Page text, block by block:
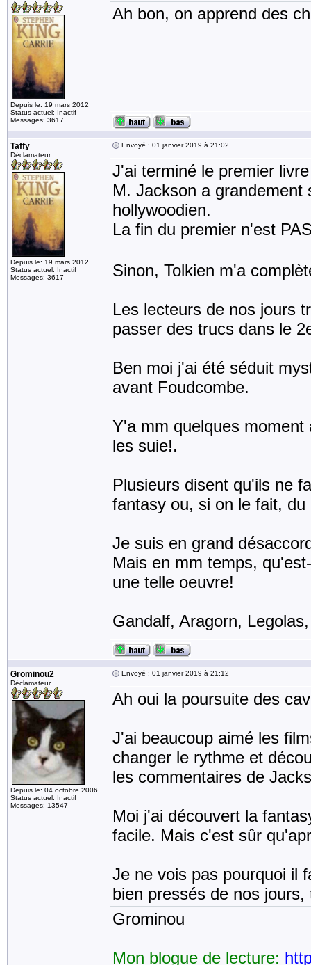
Depuis le: 19 mars 2012
Status actuel: Inactif
Messages: 3617
Ah bon, on apprend des
Taffy
Déclamateur
Depuis le: 19 mars 2012
Status actuel: Inactif
Messages: 3617
Envoyé : 01 janvier 2019 à 21:02
J'ai terminé le premier
M. Jackson a
hollywoodien.
La fin du premier n'est
Sinon, Tolkien m'a
Les lecteurs de nos jours
passer des trucs dans le
Ben moi j'ai été séduit
avant Foudcombe.
Y'a mm quelques
les suie!.
Plusieurs disent qu'ils ne
fantasy ou, si on le fait,
Je suis en grand
Mais en mm temps,
une telle oeuvre!
Gandalf, Aragorn,
Grominou2
Déclamateur
Depuis le: 04 octobre 2006
Status actuel: Inactif
Messages: 13547
Envoyé : 01 janvier 2019 à 21:12
Ah oui la poursuite des
J'ai beaucoup aimé les
changer le rythme et
les commentaires de
Moi j'ai découvert la
facile. Mais c'est sûr
Je ne vois pas pourquoi il
bien pressés de nos
Grominou
Mon blogue de lecture: